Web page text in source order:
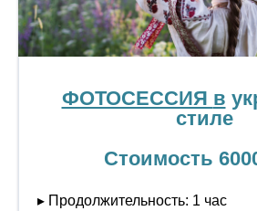
ФОТОСЕССИЯ в
стиле
Стоимость
▸ Продолжительность: 1 час